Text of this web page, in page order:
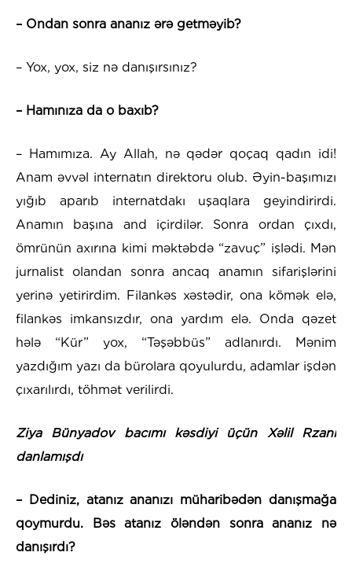
– Ondan sonra ananız ərə getməyib?
– Yox, yox, siz nə danışırsınız?
– Hamınıza da o baxıb?
– Hamımıza. Ay Allah, nə qədər qoçaq qadın idi!
Anam əvvəl internatın direktoru olub. Əyin-başımızı
yığıb aparıb internatdakı uşaqlara geyindirirdi.
Anamın başına and içirdilər. Sonra ordan çıxdı,
ömrünün axırına kimi məktəbdə “zavuç” işlədi. Mən
jurnalist olandan sonra ancaq anamın sifarişlərini
yerinə yetirirdim. Filankəs xəstədir, ona kömək elə,
filankəs imkansızdır, ona yardım elə. Onda qəzet
hələ “Kür” yox, “Təşəbbüs” adlanırdı. Mənim
yazdığım yazı da bürolara qoyulurdu, adamlar işdən
çıxarılırdı, töhmət verilirdi.
Ziya Bünyadov bacımı kəsdiyi üçün Xəlil Rzanı
danlamışdı
– Dediniz, atanız ananızı müharibədən danışmağa
qoymurdu. Bəs atanız öləndən sonra ananız nə
danışırdı?